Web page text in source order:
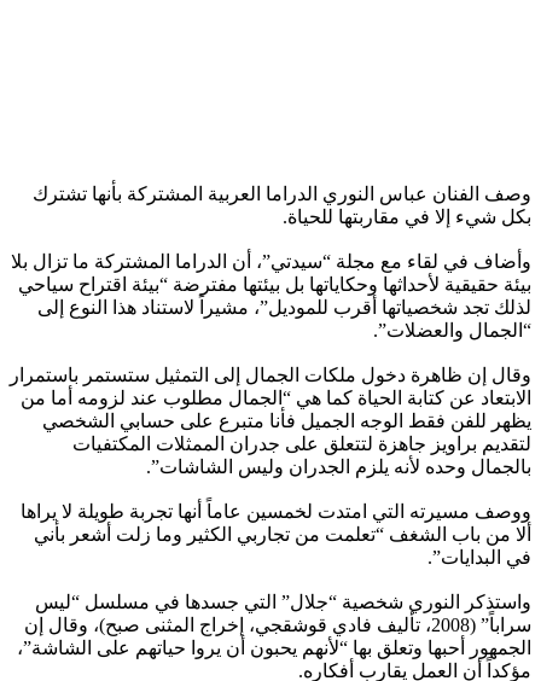
وصف الفنان عباس النوري الدراما العربية المشتركة بأنها تشترك
بكل شيء إلا في مقاربتها للحياة.
وأضاف في لقاء مع مجلة “سيدتي”، أن الدراما المشتركة ما تزال بلا
بيئة حقيقية لأحداثها وحكاياتها بل بيئتها مفترضة “بيئة اقتراح سياحي
لذلك تجد شخصياتها أقرب للموديل”، مشيراً لاستناد هذا النوع إلى
“الجمال والعضلات”.
وقال إن ظاهرة دخول ملكات الجمال إلى التمثيل ستستمر باستمرار
الابتعاد عن كتابة الحياة كما هي “الجمال مطلوب عند لزومه أما من
يظهر للفن فقط الوجه الجميل فأنا متبرع على حسابي الشخصي
لتقديم براويز جاهزة لتتعلق على جدران الممثلات المكتفيات
بالجمال وحده لأنه يلزم الجدران وليس الشاشات”.
ووصف مسيرته التي امتدت لخمسين عاماً أنها تجربة طويلة لا يراها
ألا من باب الشغف “تعلمت من تجاربي الكثير وما زلت أشعر بأني
في البدايات”.
واستذكر النوري شخصية “جلال” التي جسدها في مسلسل “ليس
سراباً” (2008، تأليف فادي قوشقجي، إخراج المثنى صبح)، وقال إن
الجمهور أحبها وتعلق بها “لأنهم يحبون أن يروا حياتهم على الشاشة”،
مؤكداً أن العمل يقارب أفكاره.